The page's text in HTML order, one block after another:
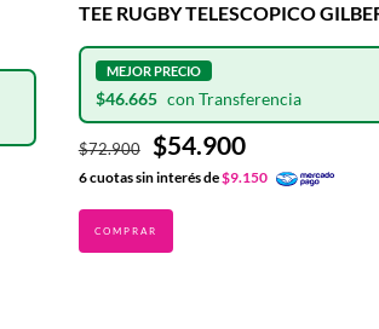
TEE RUGBY TELESCOPICO
$72.900 $54.900
$46.665
6cuotas sin interés de$9.150